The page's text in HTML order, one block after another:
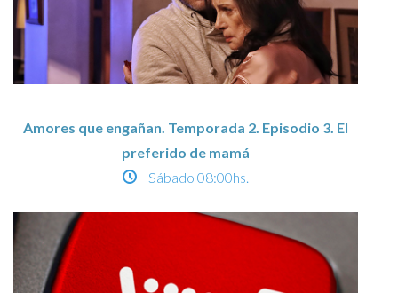
Amores que engañan. Temporada 2. Episodio 3. El
preferido de mamá
Sábado 08:00hs.